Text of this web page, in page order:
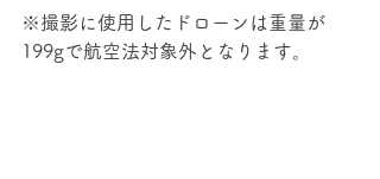
※撮影に使用したドローンは重量が
199gで航空法対象外となります。